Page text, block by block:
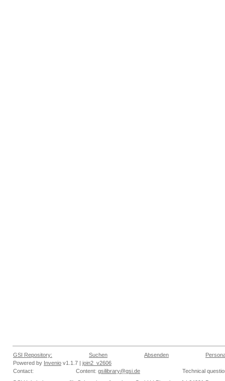
GSI Repository: Suchen Absenden
Powered by Invenio v1.1.7 | join2_v2606
Contact:
Content: gsilibrary@gsi.de
Technical